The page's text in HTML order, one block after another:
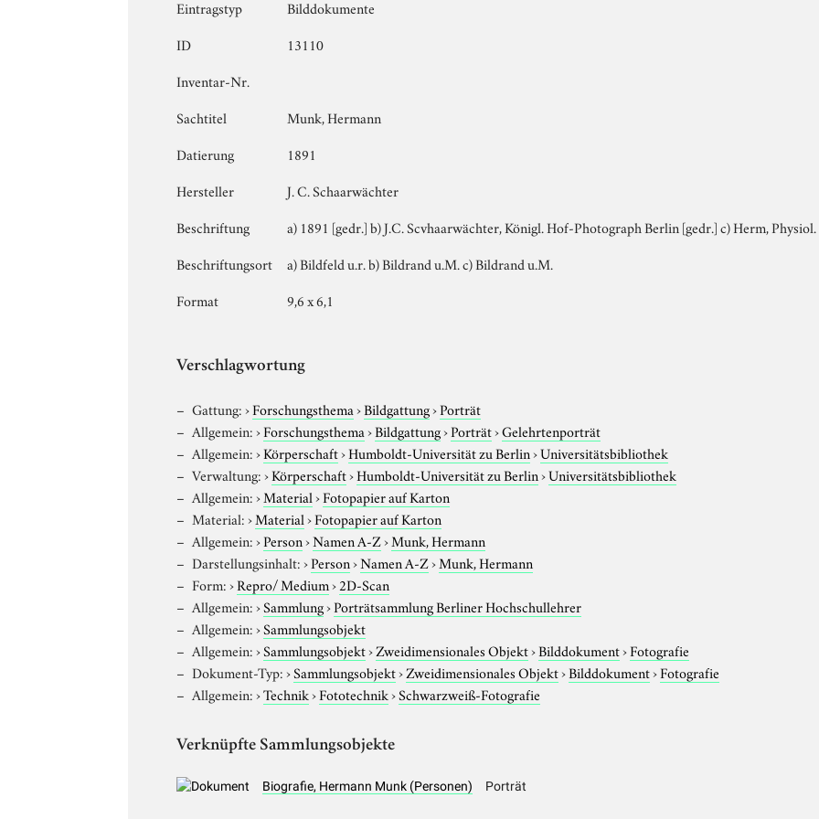
Eintragstyp
Bilddokumente
ID
13110
Inventar-Nr.
Sachtitel
Munk, Hermann
Datierung
1891
Hersteller
J. C. Schaarwächter
Beschriftung
a) 1891 [gedr.] b) J.C. Scvhaarwächter, Königl. Hof-Photograph Berlin [gedr.] c) Herm, Physiol.
Beschriftungsort
a) Bildfeld u.r. b) Bildrand u.M. c) Bildrand u.M.
Format
9,6 x 6,1
Verschlagwortung
Gattung:›Forschungsthema›Bildgattung›Porträt
Allgemein:›Forschungsthema›Bildgattung›Porträt›Gelehrtenporträt
Allgemein:›Körperschaft›Humboldt-Universität zu Berlin›Universitätsbibliothek
Verwaltung:›Körperschaft›Humboldt-Universität zu Berlin›Universitätsbibliothek
Allgemein:›Material›Fotopapier auf Karton
Material:›Material›Fotopapier auf Karton
Allgemein:›Person›Namen A-Z›Munk, Hermann
Darstellungsinhalt:›Person›Namen A-Z›Munk, Hermann
Form:›Repro/ Medium›2D-Scan
Allgemein:›Sammlung›Porträtsammlung Berliner Hochschullehrer
Allgemein:›Sammlungsobjekt
Allgemein:›Sammlungsobjekt›Zweidimensionales Objekt›Bilddokument›Fotografie
Dokument-Typ:›Sammlungsobjekt›Zweidimensionales Objekt›Bilddokument›Fotografie
Allgemein:›Technik›Fototechnik›Schwarzweiß-Fotografie
Verknüpfte Sammlungsobjekte
Biografie, Hermann Munk (Personen) Porträt